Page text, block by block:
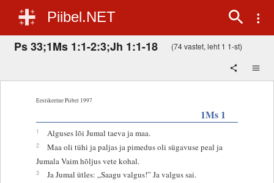
Piibel.NET
Ps 33;1Ms 1:1-2:3;Jh 1:1-18 (74 vastet, leht 1 1-st)
Eestikeelne Piibel 1997
1Ms 1
1 Alguses lõi Jumal taeva ja maa.
2
Maa oli tühi ja paljas ja pimedus oli sügavuse peal ja
Jumala Vaim hõljus vete kohal.
3 Ja Jumal ütles: „Saagu valgus!” Ja valgus sai.